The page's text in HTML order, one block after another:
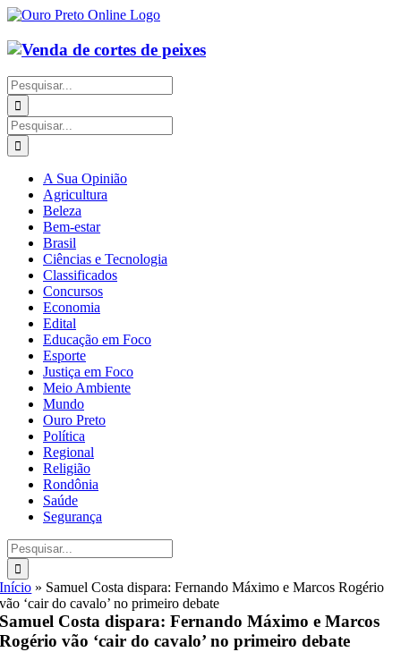
Ir
o
conteúdo
Buscar
resultados
para:
Buscar
resultados
para:
A Sua Opinião
Agricultura
Beleza
Bem-estar
Brasil
Ciências e Tecnologia
Classificados
Concursos
Economia
Edital
Educação em Foco
Esporte
Justiça em Foco
Meio Ambiente
Mundo
Ouro Preto
Política
Regional
Religião
Rondônia
Saúde
Segurança
Buscar
resultados
para:
Início » Samuel Costa dispara: Fernando Máximo e Marcos Rogério
vão ‘cair do cavalo’ no primeiro debate
Samuel Costa dispara: Fernando Máximo e Marcos
Rogério vão ‘cair do cavalo’ no primeiro debate